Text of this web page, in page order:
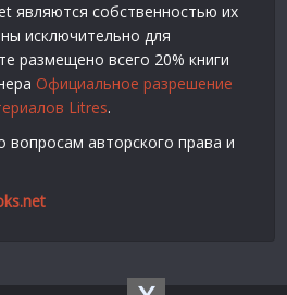
являются собственностью их
исключительно для
размещено всего 20% книги
Официальное разрешение
Litres.
вопросам авторского права и